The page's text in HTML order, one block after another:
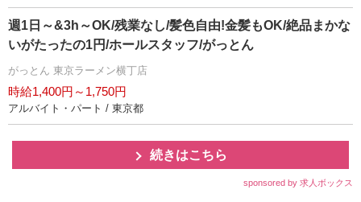
週1日～&3h～OK/残業なし/髪色自由!金髪もOK/絶品まかな
いがたったの1円/ホールスタッフ/がっとん
がっとん 東京ラーメン横丁店
時給1,400円～1,750円
アルバイト・パート / 東京都
続きはこちら
sponsored by 求人ボックス